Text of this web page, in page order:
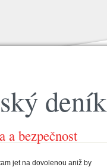
deník
a bezpečnost
jet na dovolenou aniž by